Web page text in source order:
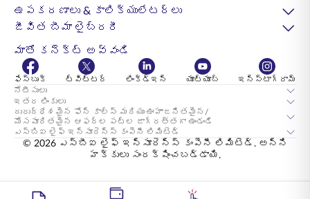
ఉపకరణాలు & కాలిక్యులేటర్లు
జీవిత బీమా లైబ్రరీ
మాతో కనెక్ట్ అవ్వండి
ఫేస్బుక్ ట్విట్టర్ లింక్డ్ఇన్ యూట్యూబ్
ఇన్స్టాగ్రామ్
నోటీసులు
ఇతర లింకులు
దురుద్ధేశమైన ఫోన్ కాల్స్ మరియు ఊహాజనితమైన/
మోసపూరితమైన ఆఫర్ల పట్ల జాగ్రత్తగా ఉండండి
ఎస్‌బిఐ లైఫ్ ఇన్సూరెన్స్ కంపెనీ లిమిటెడ్
© 2026 ఎస్‌బీఐ లైఫ్ ఇన్సూరెన్స్ కంపెనీ లిమిటెడ్. అన్ని
హక్కులు సంరక్షించబడ్డాయి.